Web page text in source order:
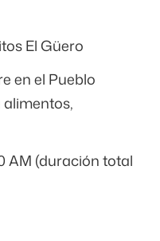
El Güero
en el Pueblo
AM (duración total